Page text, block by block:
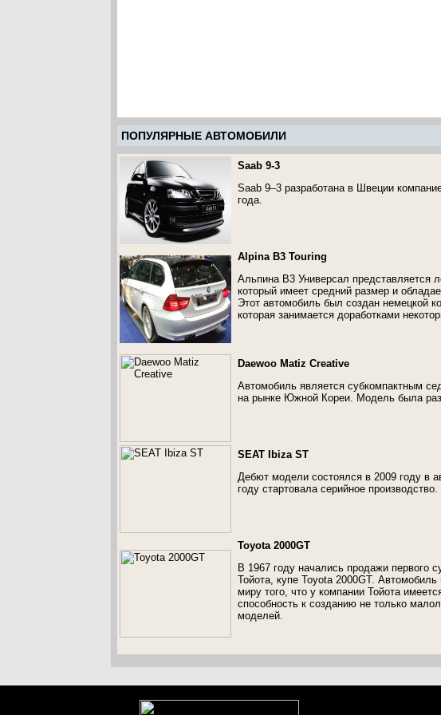
ПОПУЛЯРНЫЕ АВТОМОБИЛИ
Saab 9-3
Saab 9–3 разработана в Швеции
года.
Alpina B3 Touring
Альпина B3 Универсал представляется
который имеет средний размер и
Этот автомобиль был создан немецкой
которая занимается доработками
Daewoo Matiz Creative
Автомобиль является субкомпактным
на рынке Южной Кореи. Модель была
SEAT Ibiza ST
Дебют модели состоялся в 2009 году в
году стартовала серийное производство.
Toyota 2000GT
В 1967 году начались продажи первого
Тойота, купе Toyota 2000GT.
миру того, что у компании Тойота
способность к созданию не только
моделей.